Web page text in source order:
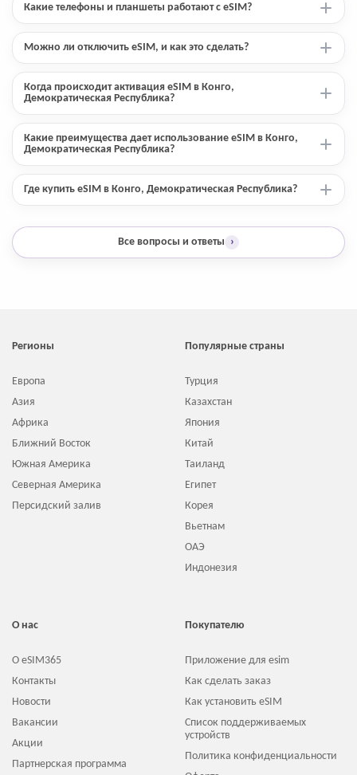
Какие телефоны и планшеты работают с eSIM?
Можно ли отключить eSIM, и как это сделать?
Когда происходит активация eSIM в Конго,
Демократическая Республика?
Какие преимущества дает использование eSIM в Конго,
Демократическая Республика?
Где купить eSIM в Конго, Демократическая Республика?
Все вопросы и ответы ›
Регионы
Европа
Азия
Африка
Ближний Восток
Южная Америка
Северная Америка
Персидский залив
Популярные страны
Турция
Казахстан
Япония
Китай
Таиланд
Египет
Корея
Вьетнам
ОАЭ
Индонезия
О нас
О eSIM365
Контакты
Новости
Вакансии
Акции
Партнерская программа
Покупателю
Приложение для esim
Как сделать заказ
Как установить eSIM
Список поддерживаемых
устройств
Политика конфиденциальности